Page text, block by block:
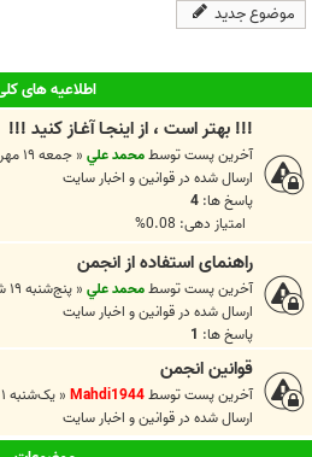
موضوع جدید
اطلاعیه های کلی
!!! بهتر است ، از اينجـا آغـاز کنيد !!!
آخرین پست توسطمحمد علي« جمعه ۱۹ مهر ۱۳۸۷, ۶:۳۹ ب.ظ
ارسال شده در قوانين و اخبار سايت
پاسخ ها: 4
امتیاز دهی: 0.08%
راهنمای استفاده از انجمن
آخرین پست توسطمحمد علي« پنج‌شنبه ۱۹ شهریور ۱۳۸۸, ۱:۰۸ ب.ظ
ارسال شده در قوانين و اخبار سايت
پاسخ ها: 1
قوانین انجمن
آخرین پست توسطMahdi1944
« یک‌شنبه ۱ بهمن ۱۳۸۵, ۱۲:۰۰ ب.ظ
ارسال شده در قوانين و اخبار سايت